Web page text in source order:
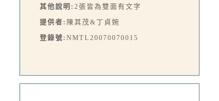
其他說明: 2張皆為雙面有文字
提供者: 陳其茂&丁貞婉
登錄號: NMTL20070070015